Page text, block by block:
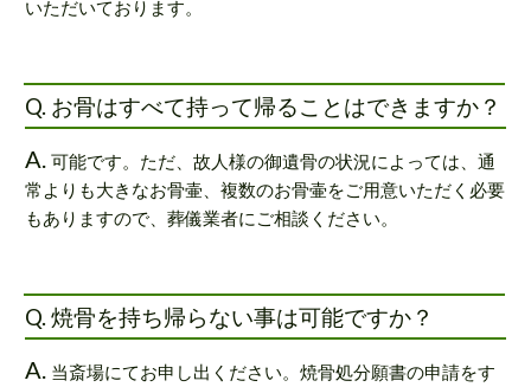
いただいております。
Q. お骨はすべて持って帰ることはできますか？
A.可能です。ただ、故人様の御遺骨の状況によっては、通
常よりも大きなお骨壷、複数のお骨壷をご用意いただく必要
もありますので、葬儀業者にご相談ください。
Q. 焼骨を持ち帰らない事は可能ですか？
A. 当斎場にてお申し出ください。焼骨処分願書の申請をす